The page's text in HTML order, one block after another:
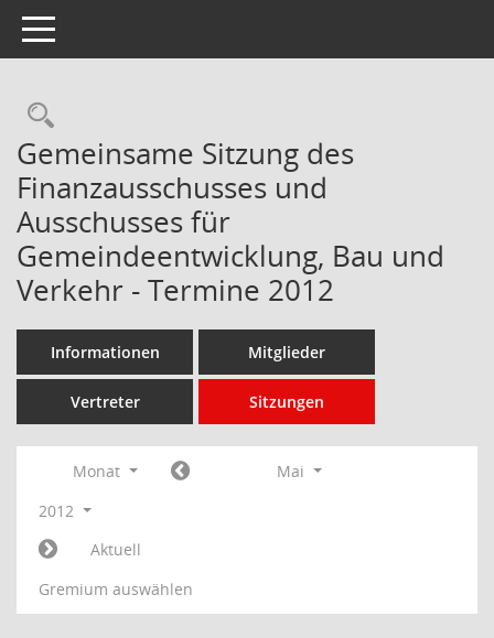
Toggle navigation
Rechercheauswahl
Gemeinsame Sitzung des
Finanzausschusses und
Ausschusses für
Gemeindeentwicklung, Bau und
Verkehr - Termine 2012
Informationen Mitglieder
Vertreter Sitzungen
Monat
Mai
2012
Aktuell
Gremium auswählen